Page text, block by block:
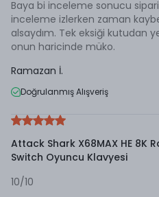
Ramazan İ.
Doğrulanmış Alışveriş
Baya bi inceleme sonucu
inceleme izlerken zaman
alsaydım. Tek eksiği kutudan
onun haricinde müko.
Attack Shark X68MAX HE 8K
Switch Oyuncu Klavyesi
10/10